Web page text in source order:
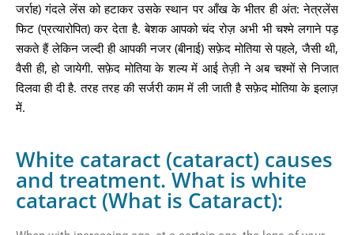
जर्राह) गंदले लेंस को हटाकर उसके स्थान पर आँख के भीतर ही अंत: नेत्रलेंस
फिट (प्रत्यारोपित) कर देता है. बेशक आपको चंद रोज़ अभी भी चश्मे लगाने पड़
सकते हैं लेकिन जल्दी ही आपकी नजर (बीनाई) सफ़ेद मोतिया से पहले, जैसी थी,
वैसी ही, हो जायेगी. सफ़ेद मोतिया के शल्य में आई तेज़ी ने अब चश्मों से निजात
दिलवा ही दी है. तरह तरह की सर्जरी काम में ली जाती है सफ़ेद मोतिया के इलाज़
में.
White cataract (cataract) causes
and treatment. What is white
cataract (What is Cataract):